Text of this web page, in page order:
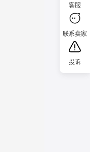
客服
联系卖家
投诉